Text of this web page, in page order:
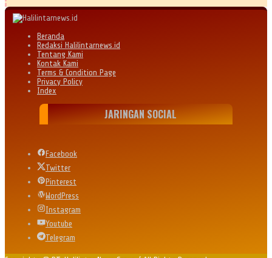
Beranda
Redaksi Halilintarnews.id
Tentang Kami
Kontak Kami
Terms & Condition Page
Privacy Policy
Index
JARINGAN SOCIAL
Facebook
Twitter
Pinterest
WordPress
Instagram
Youtube
Telegram